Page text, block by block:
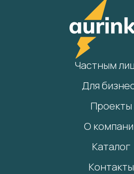
Частным
Для
Проекты
О
Каталог
Контакты